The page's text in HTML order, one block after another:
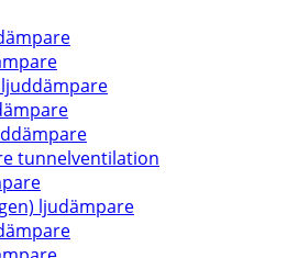
tunnelventilation
ljudämpare